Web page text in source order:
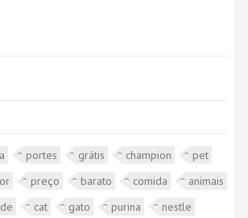
portes grátis champion
pet
preço barato comida
animais
cat gato purina
nestle